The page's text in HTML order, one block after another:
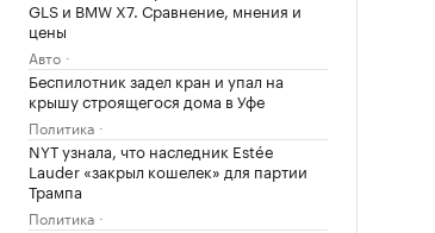
GLS и BMW X7. Сравнение, мнения и
цены
Авто
Беспилотник задел кран и упал на
крышу строящегося дома в Уфе
Политика
NYT узнала, что наследник Estée
Lauder «закрыл кошелек» для партии
Трампа
Политика